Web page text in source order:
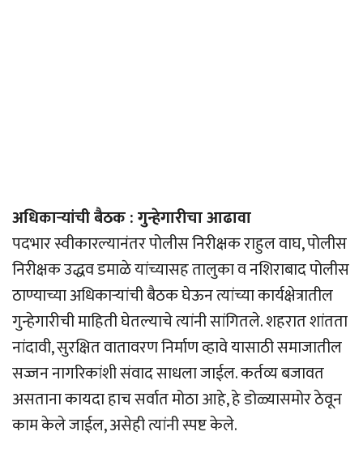
अधिकार्‍यांची बैठक : गुन्हेगारीचा आढावा
पदभार स्वीकारल्यानंतर पोलीस निरीक्षक राहुल वाघ, पोलीस
निरीक्षक उद्धव डमाळे यांच्यासह तालुका व नशिराबाद पोलीस
ठाण्याच्या अधिकार्‍यांची बैठक घेऊन त्यांच्या कार्यक्षेत्रातील
गुन्हेगारीची माहिती घेतल्याचे त्यांनी सांगितले. शहरात शांतता
नांदावी, सुरक्षित वातावरण निर्माण व्हावे यासाठी समाजातील
सज्जन नागरिकांशी संवाद साधला जाईल. कर्तव्य बजावत
असताना कायदा हाच सर्वात मोठा आहे, हे डोळ्यासमोर ठेवून
काम केले जाईल, असेही त्यांनी स्पष्ट केले.